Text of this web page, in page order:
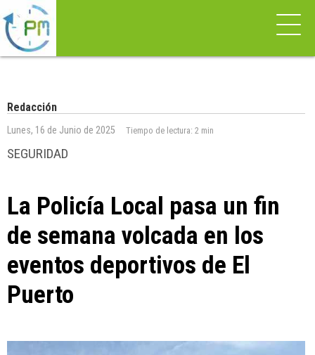
Redacción
Lunes, 16 de Junio de 2025 Tiempo de lectura: 2 min
SEGURIDAD
La Policía Local pasa un fin
de semana volcada en los
eventos deportivos de El
Puerto